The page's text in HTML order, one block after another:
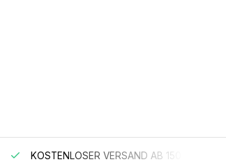
KOSTENLOSER VERSAND AB 150 €